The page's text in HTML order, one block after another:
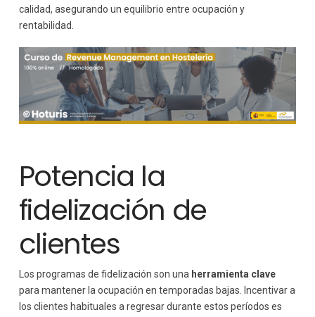
calidad, asegurando un equilibrio entre ocupación y
rentabilidad.
Potencia la
fidelización de
clientes
Los programas de fidelización son una herramienta clave
para mantener la ocupación en temporadas bajas. Incentivar a
los clientes habituales a regresar durante estos períodos es